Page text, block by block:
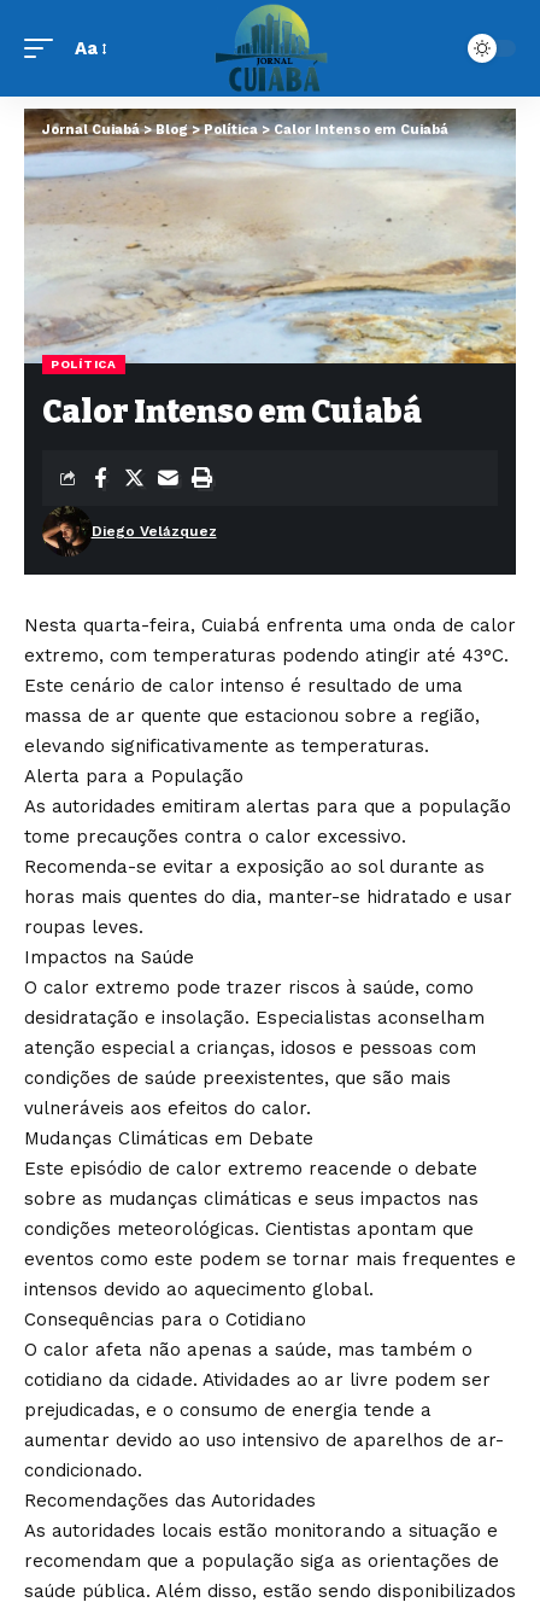
Aa
Jornal Cuiabá>Blog>Política>Calor Intenso em Cuiabá
POLÍTICA
Calor Intenso em Cuiabá
Diego Velázquez
Nesta quarta-feira, Cuiabá enfrenta uma onda de calor
extremo, com temperaturas podendo atingir até 43°C.
Este cenário de calor intenso é resultado de uma
massa de ar quente que estacionou sobre a região,
elevando significativamente as temperaturas.
Alerta para a População
As autoridades emitiram alertas para que a população
tome precauções contra o calor excessivo.
Recomenda-se evitar a exposição ao sol durante as
horas mais quentes do dia, manter-se hidratado e usar
roupas leves.
Impactos na Saúde
O calor extremo pode trazer riscos à saúde, como
desidratação e insolação. Especialistas aconselham
atenção especial a crianças, idosos e pessoas com
condições de saúde preexistentes, que são mais
vulneráveis aos efeitos do calor.
Mudanças Climáticas em Debate
Este episódio de calor extremo reacende o debate
sobre as mudanças climáticas e seus impactos nas
condições meteorológicas. Cientistas apontam que
eventos como este podem se tornar mais frequentes e
intensos devido ao aquecimento global.
Consequências para o Cotidiano
O calor afeta não apenas a saúde, mas também o
cotidiano da cidade. Atividades ao ar livre podem ser
prejudicadas, e o consumo de energia tende a
aumentar devido ao uso intensivo de aparelhos de ar-
condicionado.
Recomendações das Autoridades
As autoridades locais estão monitorando a situação e
recomendam que a população siga as orientações de
saúde pública. Além disso, estão sendo disponibilizados